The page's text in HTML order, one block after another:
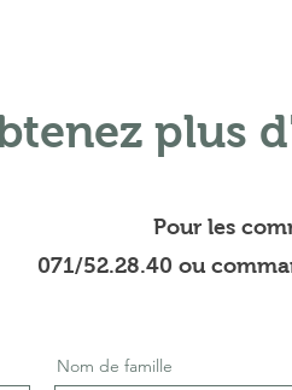
plus
Pour les
071/52.28.40 ou
Nom de famille